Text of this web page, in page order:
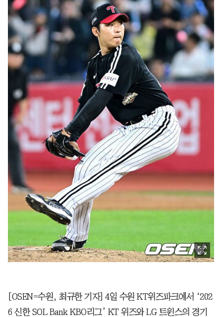
[OSEN=수원, 최규한 기자] 4일 수원 KT위즈파크에서 ‘202
6 신한 SOL Bank KBO리그’ KT 위즈와 LG 트윈스의 경기